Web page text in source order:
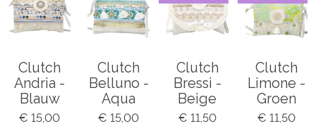
Clutch
Andria -
Blauw
€ 15,00
Clutch
Belluno -
Aqua
€ 15,00
Clutch
Bressi -
Beige
€ 11,50
Clutch
Limone -
Groen
€ 11,50